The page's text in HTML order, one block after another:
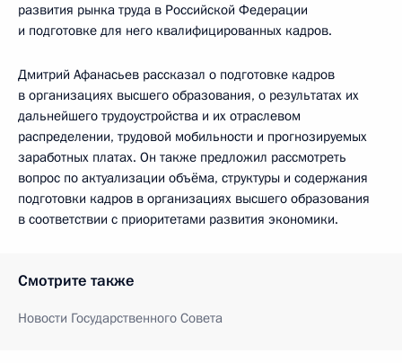
развития рынка труда в Российской Федерации
и подготовке для него квалифицированных кадров.
Дмитрий Афанасьев рассказал о подготовке кадров
в организациях высшего образования, о результатах их
дальнейшего трудоустройства и их отраслевом
распределении, трудовой мобильности и прогнозируемых
заработных платах. Он также предложил рассмотреть
вопрос по актуализации объёма, структуры и содержания
подготовки кадров в организациях высшего образования
в соответствии с приоритетами развития экономики.
Смотрите также
Новости Государственного Совета